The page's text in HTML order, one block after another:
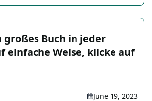
großes Buch in jeder
einfache Weise, klicke auf
June 19, 2023